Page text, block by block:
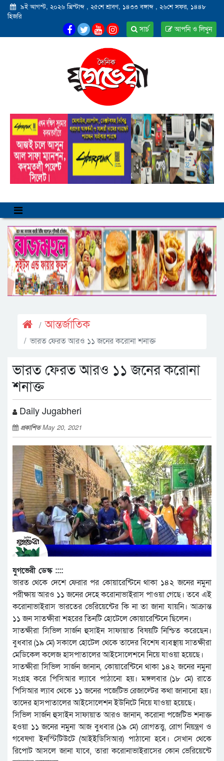
৯ই আগস্ট, ২০২৬ খ্রিস্টাব্দ , ২৫শে শ্রাবণ, ১৪৩৩ বঙ্গাব্দ , ২৬শে সফর, ১৪৪৮
হিজরি
আপনি ও লিখুন
সার্চ
আন্তর্জাতিক
ভারত ফেরত আরও ১১ জনের করোনা শনাক্ত
ভারত ফেরত আরও ১১ জনের করোনা
শনাক্ত
Daily Jugabheri
প্রকাশিতMay 20, 2021
যুগভেরী ডেস্ক ::::
ভারত থেকে দেশে ফেরার পর কোয়ারেন্টিনে থাকা ১৪২ জনের নমুনা
পরীক্ষায় আরও ১১ জনের দেহে করোনাভাইরাস পাওয়া গেছে। তবে এই
করোনাভাইরাস ভারতের ভেরিয়েন্টের কি না তা জানা যায়নি। আক্রান্ত
১১ জন সাতক্ষীরা শহরের তিনটি হোটেলে কোয়ারেন্টিনে ছিলেন।
সাতক্ষীরা সিভিল সার্জন হুসাইন সাফায়াত বিষয়টি নিশ্চিত করেছেন।
বুধবার (১৯ মে) সকালে হোটেল থেকে তাদের বিশেষ ব্যবস্থায় সাতক্ষীরা
মেডিকেল কলেজ হাসপাতালের আইসোলেশনে নিয়ে যাওয়া হয়েছে।
সাতক্ষীরা সিভিল সার্জন জানান, কোয়ারেন্টিনে থাকা ১৪২ জনের নমুনা
সংগ্রহ করে পিসিআর ল্যাবে পাঠানো হয়। মঙ্গলবার (১৮ মে) রাতে
পিসিআর ল্যাব থেকে ১১ জনের পজেটিভ রেজাল্টের কথা জানানো হয়।
তাদের হাসপাতালের আইসোলেশন ইউনিটে নিয়ে যাওয়া হয়েছে।
সিভিল সার্জন হুসাইন সাফায়াত আরও জানান, করোনা পজেটিভ শনাক্ত
হওয়া ১১ জনের নমুনা আজ বুধবার (১৯ মে) রোগতত্ত্ব, রোগ নিয়ন্ত্রণ ও
গবেষণা ইনস্টিটিউটে (আইইডিসিআর) পাঠানো হবে। সেখান থেকে
রিপোট আসলে জানা যাবে, তারা করোনাভাইরাসের কোন ভেরিয়েন্টে